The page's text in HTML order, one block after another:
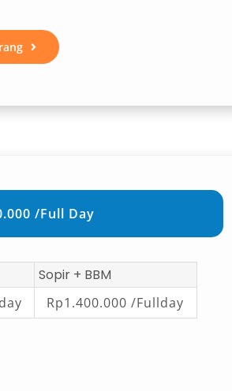
/Full Day
Sopir + BBM
Rp1.400.000 /Fullday